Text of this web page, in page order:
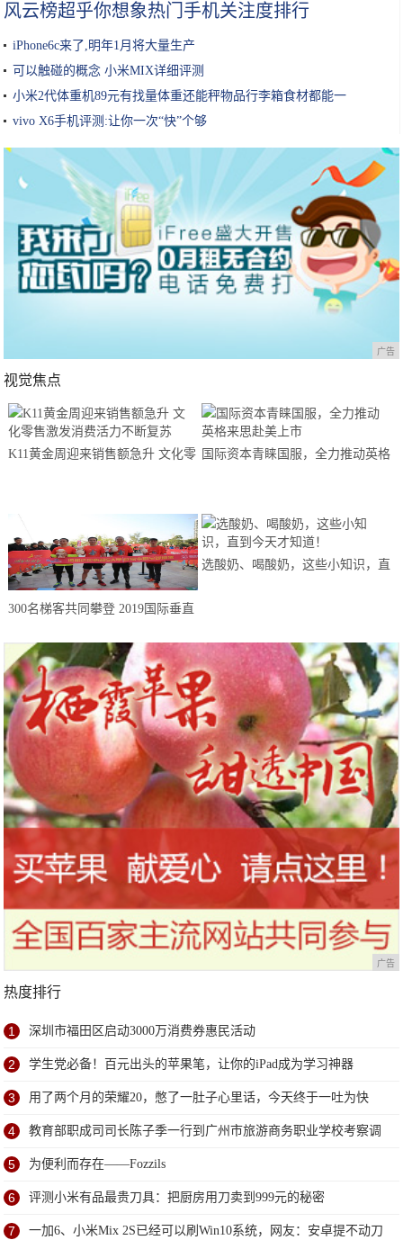
风云榜超乎你想象热门手机关注度排行
iPhone6c来了,明年1月将大量生产
可以触碰的概念 小米MIX详细评测
小米2代体重机89元有找量体重还能秤物品行李箱食材都能一
vivo X6手机评测:让你一次“快”个够
广告
视觉焦点
K11黄金周迎来销售额急升 文化零 国际资本青睐国服，全力推动英格
300名梯客共同攀登 2019国际垂直
站欢乐开跑
选酸奶、喝酸奶，这些小知识，直
广告
热度排行
1 深圳市福田区启动3000万消费券惠民活动
2 学生党必备！百元出头的苹果笔，让你的iPad成为学习神器
3 用了两个月的荣耀20，憋了一肚子心里话，今天终于一吐为快
4 教育部职成司司长陈子季一行到广州市旅游商务职业学校考察调
研
5 为便利而存在——Fozzils
6 评测小米有品最贵刀具：把厨房用刀卖到999元的秘密
7 一加6、小米Mix 2S已经可以刷Win10系统，网友：安卓提不动刀